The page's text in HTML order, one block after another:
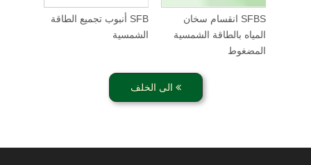
SFB أنبوب تجميع الطاقة
الشمسية
SFBS انقسام سخان
المياه بالطاقة الشمسية
المضغوط
الى الخلف